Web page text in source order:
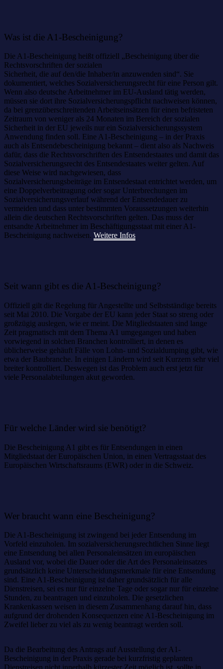
Was ist die A1-Bescheinigung?
Die A1-Bescheinigung heißt offiziell „Bescheinigung über die
Rechtsvorschriften der sozialen
Sicherheit, die auf den/die Inhaber/in anzuwenden sind“. Sie
dokumentiert, welches Sozialversicherungsrecht für eine Person gilt.
Wenn also deutsche Arbeitnehmer im EU-Ausland tätig werden,
müssen sie dort ihre Sozialversicherungspflicht nachweisen können,
da bei grenzüberschreitenden Arbeitseinsätzen für einen befristeten
Zeitraum von weniger als 24 Monaten im Bereich der sozialen
Sicherheit in der EU jeweils nur ein Sozialversicherungssystem
Anwendung finden soll. Eine A1-Bescheinigung – in der Praxis
auch als Entsendebescheinigung bekannt – dient also als Nachweis
dafür, dass die Rechtsvorschriften des Entsendestaates und damit das
Sozialversicherungsrecht des Entsendestaates weiter gelten. Auf
diese Weise wird nachgewiesen, dass
Sozialversicherungsbeiträge im Entsendestaat entrichtet werden, um
eine Doppelverbeitragung oder sogar Unterbrechungen im
Sozialversicherungsverlauf während der Entsendedauer zu
vermeiden und dass unter bestimmten Voraussetzungen weiterhin
allein die deutschen Rechtsvorschriften gelten. Das muss der
entsandte Arbeitnehmer im Beschäftigungsstaat mit einer A1-
Bescheinigung nachweisen. Weitere Infos
Seit wann gibt es die A1-Bescheinigung?
Offiziell gilt die Regelung für Angestellte und Selbstständige bereits
seit Mai 2010. Die Vorgabe der EU kann jeder Staat so streng oder
großzügig auslegen, wie er meint. Die Mitgliedstaaten sind lange
Zeit pragmatisch mit dem Thema A1 umgegangen und haben
vorwiegend in solchen Branchen kontrolliert, in denen es
üblicherweise gehäuft Fälle von Lohn- und Sozialdumping gibt, wie
etwa der Baubranche. In einigen Ländern wird seit Kurzem sehr viel
breiter kontrolliert. Deswegen ist das Problem auch erst jetzt für
viele Personalabteilungen akut geworden.
Für welche Länder wird sie benötigt?
Die Bescheinigung A1 gibt es für Entsendungen in einen
Mitgliedstaat der Europäischen Union, in einen Vertragsstaat des
Europäischen Wirtschaftsraums (EWR) oder in die Schweiz.
Wer braucht wann eine Bescheinigung?
Die A1-Bescheinigung ist zwingend bei jeder Entsendung im
Vorfeld einzuholen. Im sozialversicherungsrechtlichen Sinne liegt
eine Entsendung bei allen Personaleinsätzen im europäischen
Ausland vor, wobei die Dauer oder die Art des Personaleinsatzes
grundsätzlich keine Unterscheidungsmerkmale für eine Entsendung
sind. Eine A1-Bescheinigung ist daher grundsätzlich für alle
Dienstreisen, sei es nur für einzelne Tage oder sogar nur für einzelne
Stunden, zu beantragen und einzuholen. Die gesetzlichen
Krankenkassen weisen in diesem Zusammenhang darauf hin, dass
aufgrund der drohenden Konsequenzen eine A1-Bescheinigung im
Zweifel lieber zu viel als zu wenig beantragt werden soll.
Da die Bearbeitung des Antrags auf Ausstellung der A1-
Bescheinigung in der Praxis gerade bei kurzfristig geplanten